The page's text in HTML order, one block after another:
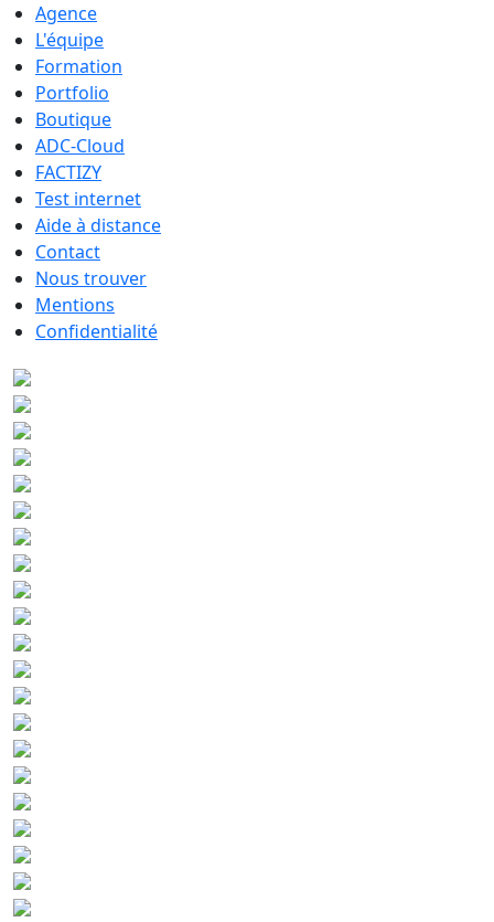
Agence
L'équipe
Formation
Portfolio
Boutique
ADC-Cloud
FACTIZY
Test internet
Aide à distance
Contact
Nous trouver
Mentions
Confidentialité